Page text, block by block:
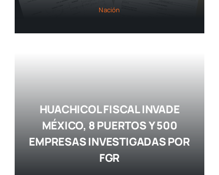
Nación
HUACHICOL FISCAL INVADE
MÉXICO, 8 PUERTOS Y 500
EMPRESAS INVESTIGADAS POR
FGR